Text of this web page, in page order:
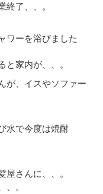
了、、。
ワーを浴びました
家内が、、。
が、イスやソファー
水で今度は焼酎
屋さんに、、。
。